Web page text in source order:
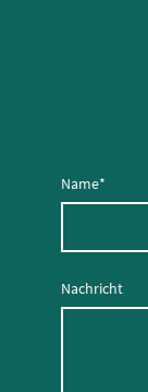
Name*
Nachricht